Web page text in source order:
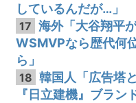
しているんだが…」
17 海外「大谷翔平
WSMVPなら歴代何
ら」
18 韓国人「広告塔
『日立建機』ブラ